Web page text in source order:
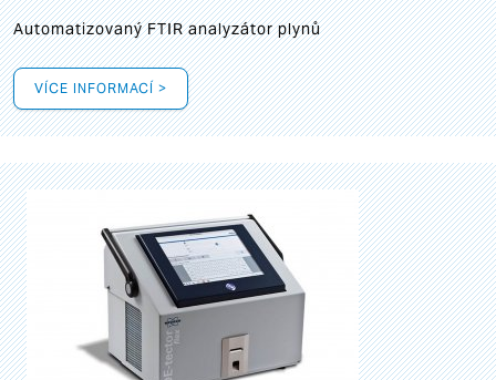
Automatizovaný FTIR analyzátor plynů
VÍCE INFORMACÍ >